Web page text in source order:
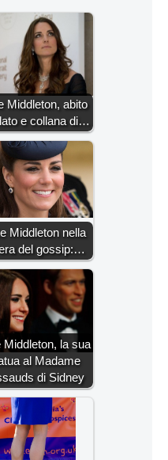
Middleton, abito
e collana di…
Middleton nella
del gossip:…
Middleton, la sua
al Madame
di Sidney